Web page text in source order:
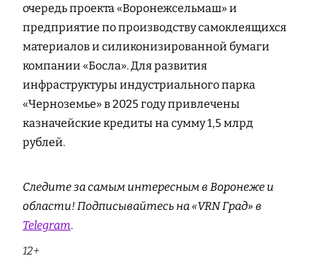
очередь проекта «Воронежсельмаш» и
предприятие по производству самоклеящихся
материалов и силиконизированной бумаги
компании «Босла». Для развития
инфраструктуры индустриального парка
«Черноземье» в 2025 году привлечены
казначейские кредиты на сумму 1,5 млрд
рублей.
Следите за самым интересным в Воронеже и
области! Подписывайтесь на «VRN Град» в
Telegram.
12+